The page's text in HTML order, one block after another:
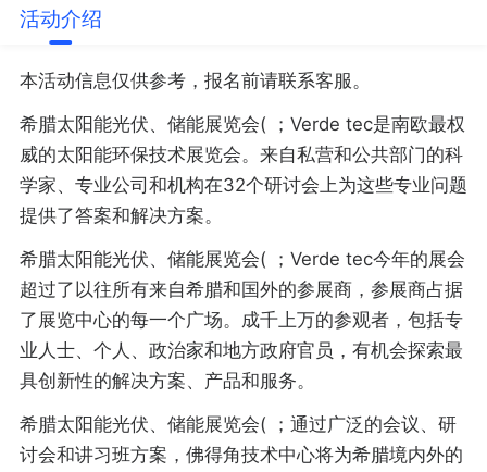
活动介绍
本活动信息仅供参考，报名前请联系客服。
希腊太阳能光伏、储能展览会( ；Verde tec是南欧最权
威的太阳能环保技术展览会。来自私营和公共部门的科
学家、专业公司和机构在32个研讨会上为这些专业问题
提供了答案和解决方案。
希腊太阳能光伏、储能展览会( ；Verde tec今年的展会
超过了以往所有来自希腊和国外的参展商，参展商占据
了展览中心的每一个广场。成千上万的参观者，包括专
业人士、个人、政治家和地方政府官员，有机会探索最
具创新性的解决方案、产品和服务。
希腊太阳能光伏、储能展览会( ；通过广泛的会议、研
讨会和讲习班方案，佛得角技术中心将为希腊境内外的